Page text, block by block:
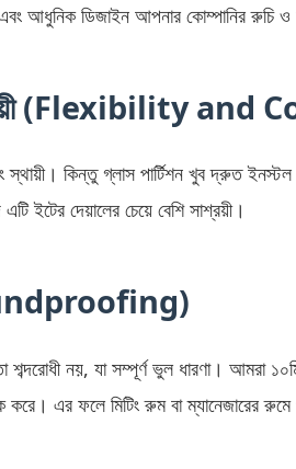
আধুনিক ডিজাইন আপনার কোম্পানির রুচি ও
(Flexibility
স্থায়ী। কিন্তু গ্লাস পার্টিশন খুব দ্রুত
ইটের দেয়ালের চেয়ে বেশি সাশ্রয়ী।
নয়, যা সম্পূর্ণ ভুল ধারণা। আমরা
এর ফলে মিটিং রুম বা ম্যানেজারের রুমে